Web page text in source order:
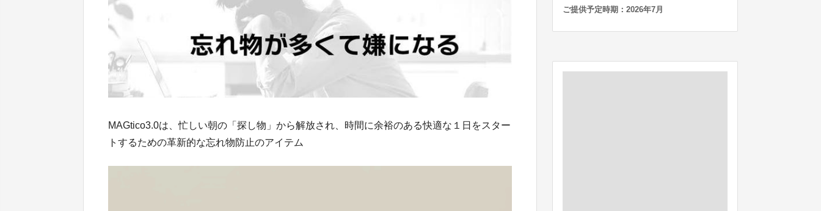
MAGtico3.0は、忙しい朝の「探し物」から解放され、時間に余裕のある快適な１日をスター
トするための革新的な忘れ物防止のアイテム
ご提供予定時期：2026年7月